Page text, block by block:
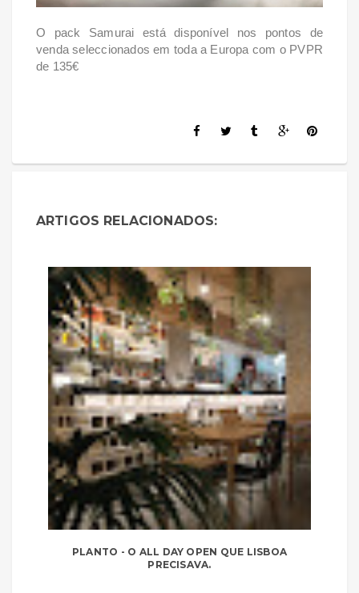
O pack Samurai está disponível nos pontos de
venda seleccionados em toda a Europa com o PVPR
de 135€
ARTIGOS RELACIONADOS:
PLANTO - O ALL DAY OPEN QUE LISBOA
PRECISAVA.